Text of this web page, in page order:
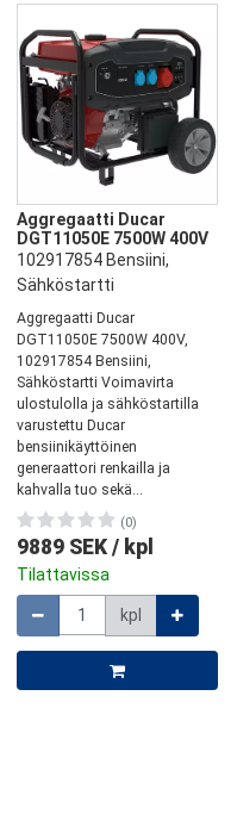
Aggregaatti Ducar
DGT11050E 7500W 400V
102917854 Bensiini,
Sähköstartti
Aggregaatti Ducar
DGT11050E 7500W 400V,
102917854 Bensiini,
Sähköstartti Voimavirta
ulostulolla ja sähköstartilla
varustettu Ducar
bensiinikäyttöinen
generaattori renkailla ja
kahvalla tuo sekä...
(0)
9889 SEK / kpl
Tilattavissa
Määrä
kpl